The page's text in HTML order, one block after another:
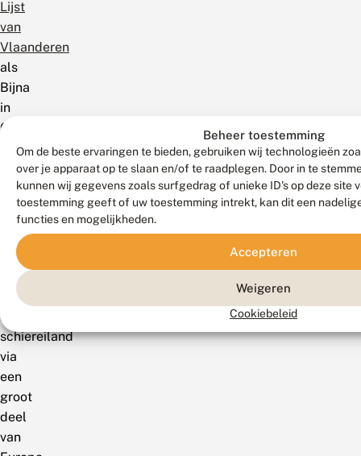
Beheer toestemming
Om de beste ervaringen te bieden, gebruiken wij technologieën
over je apparaat op te slaan en/of te raadplegen. Door in te
kunnen wij gegevens zoals surfgedrag of unieke ID's op deze site
toestemming geeft of uw toestemming intrekt, kan dit een
functies en mogelijkheden.
Accepteren
Weigeren
Cookiebeleid
Lijst
van
Vlaanderen
als
Bijna
in
Gevaar
(Veraghtert
2023).
Mondiaal
Van
het
Iberisch
schiereiland
via
een
groot
deel
van